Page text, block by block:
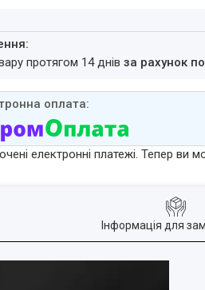
протягом 14 днівза рахунок
електронні платежі. Тепер
Інформація для